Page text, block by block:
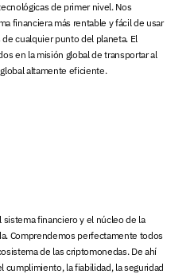
de primer nivel. Nos
financiera más rentable y fácil de usar
cualquier punto del planeta. El
en la misión global de transportar al
altamente eficiente.
sistema financiero y el núcleo de la
Comprendemos perfectamente todos
de las criptomonedas. De ahí
la fiabilidad, la seguridad